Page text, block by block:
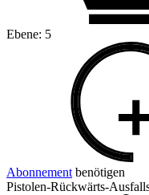
Ebene: 5
Abonnement benötigen
Pistolen-Rückwärts-